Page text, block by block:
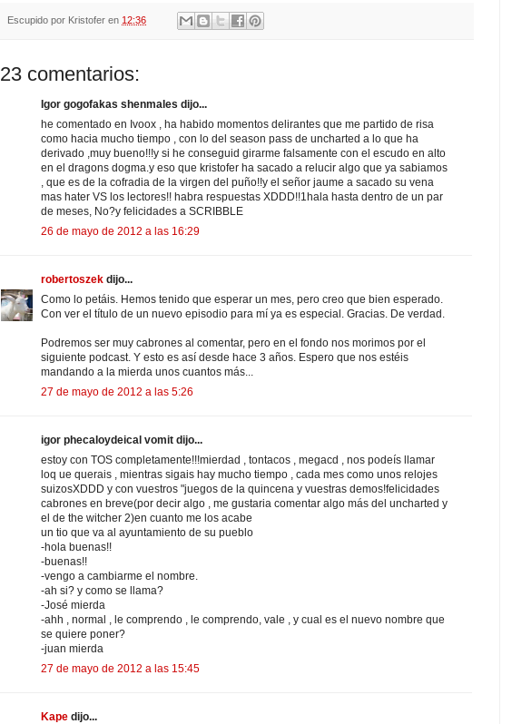
Escupido por Kristofer en 12:36
23 comentarios:
Igor gogofakas shenmales dijo...
he comentado en Ivoox , ha habido momentos delirantes que me partido de risa
como hacia mucho tiempo , con lo del season pass de uncharted a lo que ha
derivado ,muy bueno!!!y si he conseguid girarme falsamente con el escudo en alto
en el dragons dogma.y eso que kristofer ha sacado a relucir algo que ya sabiamos
, que es de la cofradia de la virgen del puño!!y el señor jaume a sacado su vena
mas hater VS los lectores!! habra respuestas XDDD!!1hala hasta dentro de un par
de meses, No?y felicidades a SCRIBBLE
26 de mayo de 2012 a las 16:29
robertoszek dijo...
Como lo petáis. Hemos tenido que esperar un mes, pero creo que bien esperado.
Con ver el título de un nuevo episodio para mí ya es especial. Gracias. De verdad.
Podremos ser muy cabrones al comentar, pero en el fondo nos morimos por el
siguiente podcast. Y esto es así desde hace 3 años. Espero que nos estéis
mandando a la mierda unos cuantos más...
27 de mayo de 2012 a las 5:26
igor phecaloydeical vomit dijo...
estoy con TOS completamente!!!mierdad , tontacos , megacd , nos podeís llamar
loq ue querais , mientras sigais hay mucho tiempo , cada mes como unos relojes
suizosXDDD y con vuestros "juegos de la quincena y vuestras demos!felicidades
cabrones en breve(por decir algo , me gustaria comentar algo más del uncharted y
el de the witcher 2)en cuanto me los acabe
un tio que va al ayuntamiento de su pueblo
-hola buenas!!
-buenas!!
-vengo a cambiarme el nombre.
-ah si? y como se llama?
-José mierda
-ahh , normal , le comprendo , le comprendo, vale , y cual es el nuevo nombre que
se quiere poner?
-juan mierda
27 de mayo de 2012 a las 15:45
Kape dijo...